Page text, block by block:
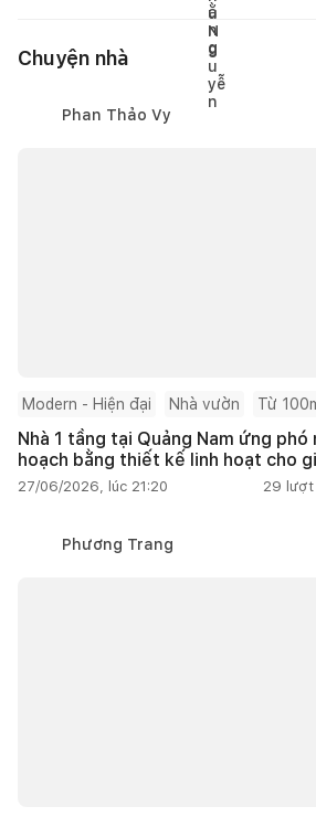
Chuyện nhà
Phan Thảo Vy
Modern - Hiện đại Nhà vườn Từ
Nhà 1 tầng tại Quảng Nam ứng
hoạch bằng thiết kế linh hoạt cho
27/06/2026, lúc 21:20 29 lượt
Phương Trang